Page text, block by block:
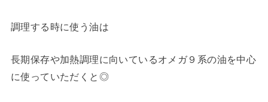
調理する時に使う油は
長期保存や加熱調理に向いているオメガ９系の油を中心
に使っていただくと◎